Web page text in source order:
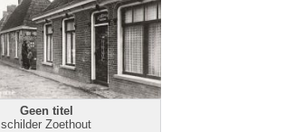
Geen titel
schilder Zoethout